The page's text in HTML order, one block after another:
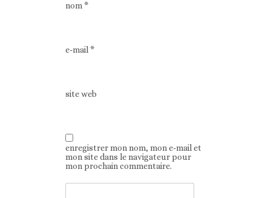
nom*
e-mail*
site web
enregistrer mon nom, mon e-mail et
mon site dans le navigateur pour
mon prochain commentaire.